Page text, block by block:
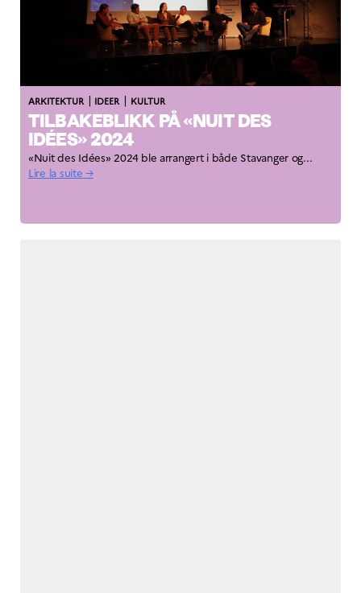
ARKITEKTUR | IDEER | KULTUR
TILBAKEBLIKK PÅ «NUIT DES
IDÉES» 2024
«Nuit des Idées» 2024 ble arrangert i både Stavanger og...
Lire la suite →